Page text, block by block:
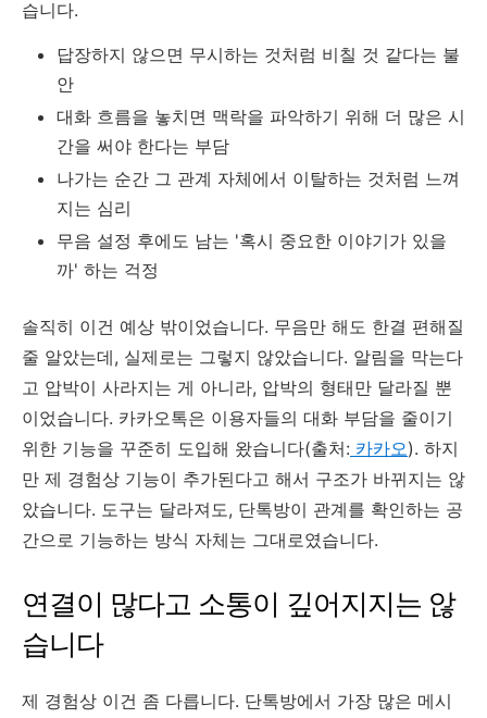
습니다.
답장하지 않으면 무시하는 것처럼 비칠 것 같다는 불
안
대화 흐름을 놓치면 맥락을 파악하기 위해 더 많은 시
간을 써야 한다는 부담
나가는 순간 그 관계 자체에서 이탈하는 것처럼 느껴
지는 심리
무음 설정 후에도 남는 '혹시 중요한 이야기가 있을
까' 하는 걱정
솔직히 이건 예상 밖이었습니다. 무음만 해도 한결 편해질
줄 알았는데, 실제로는 그렇지 않았습니다. 알림을 막는다
고 압박이 사라지는 게 아니라, 압박의 형태만 달라질 뿐
이었습니다. 카카오톡은 이용자들의 대화 부담을 줄이기
위한 기능을 꾸준히 도입해 왔습니다(출처: 카카오). 하지
만 제 경험상 기능이 추가된다고 해서 구조가 바뀌지는 않
았습니다. 도구는 달라져도, 단톡방이 관계를 확인하는 공
간으로 기능하는 방식 자체는 그대로였습니다.
연결이 많다고 소통이 깊어지지는 않
습니다
제 경험상 이건 좀 다릅니다. 단톡방에서 가장 많은 메시